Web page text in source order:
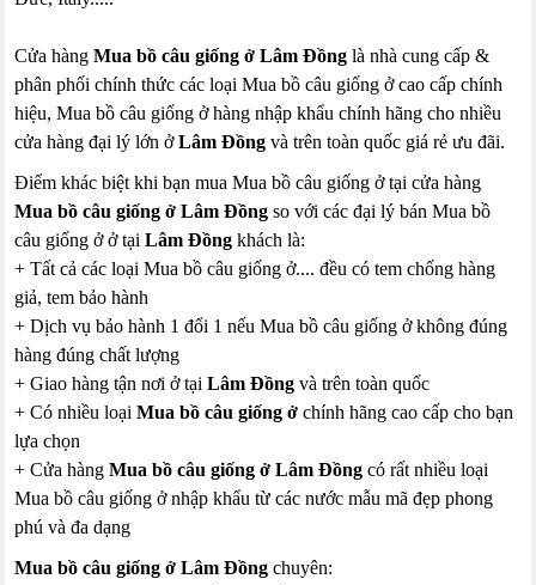
Cửa hàngMua bồ câu giống ở Lâm Đồng là nhà cung cấp &
phân phối chính thức các loại Mua bồ câu giống ở cao cấp chính
hiệu, Mua bồ câu giống ở hàng nhập khẩu chính hãng cho nhiều
cửa hàng đại lý lớn ởLâm Đồng và trên toàn quốc giá rẻ ưu đãi.
Điểm khác biệt khi bạn mua Mua bồ câu giống ở tại cửa hàng
Mua bồ câu giống ở Lâm Đồng so với các đại lý bán Mua bồ
câu giống ở ở tạiLâm Đồng khách là:
+ Tất cả các loại Mua bồ câu giống ở.... đều có tem chống hàng
giả, tem bảo hành
+ Dịch vụ bảo hành 1 đổi 1 nếu Mua bồ câu giống ở không đúng
hàng đúng chất lượng
+ Giao hàng tận nơi ở tạiLâm Đồng và trên toàn quốc
+ Có nhiều loạiMua bồ câu giống ở chính hãng cao cấp cho bạn
lựa chọn
+ Cửa hàngMua bồ câu giống ở Lâm Đồng có rất nhiều loại
Mua bồ câu giống ở nhập khẩu từ các nước mẫu mã đẹp phong
phú và đa dạng
Mua bồ câu giống ở Lâm Đồngchuyên: